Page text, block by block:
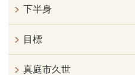
下半身
目標
真庭市久世